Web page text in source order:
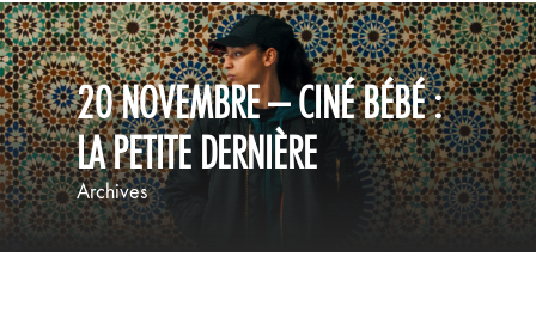
ACCUEIL
LES HORAIRES
À L’AFFICHE
PROCHAINEMENT
20 NOVEMBRE – CINÉ BÉBÉ :
LA PETITE DERNIÈRE
Archives